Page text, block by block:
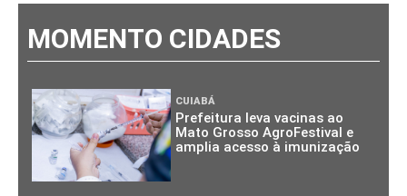
MOMENTO CIDADES
CUIABÁ
Prefeitura leva vacinas ao
Mato Grosso AgroFestival e
amplia acesso à imunização